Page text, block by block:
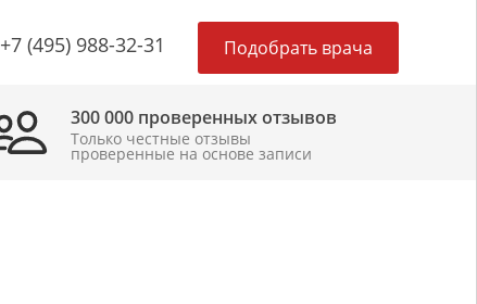
+7 (495) 988-32-31 Подобрать врача
300 000 проверенных отзывов
Только честные отзывы
проверенные на основе записи